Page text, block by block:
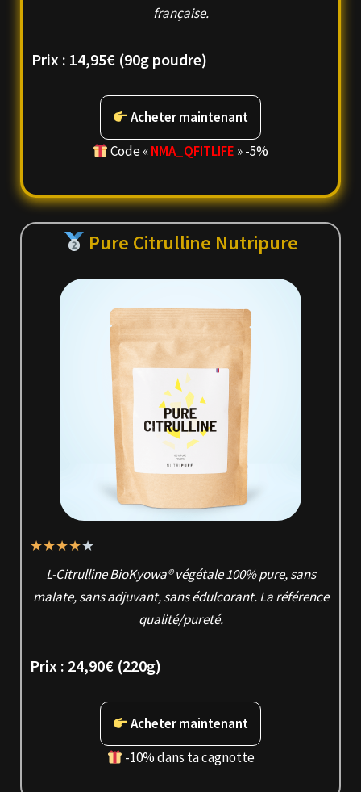
française.
Prix : 14,95€ (90g poudre)
Acheter maintenant
Code «NMA_ QFITLIFE » -5%
Pure Citrulline Nutripure
★★★★★
L-Citrulline BioKyowa® végétale 100% pure, sans
malate, sans adjuvant, sans édulcorant. La référence
qualité/pureté.
Prix : 24,90€ (220g)
Acheter maintenant
-10% dans ta cagnotte